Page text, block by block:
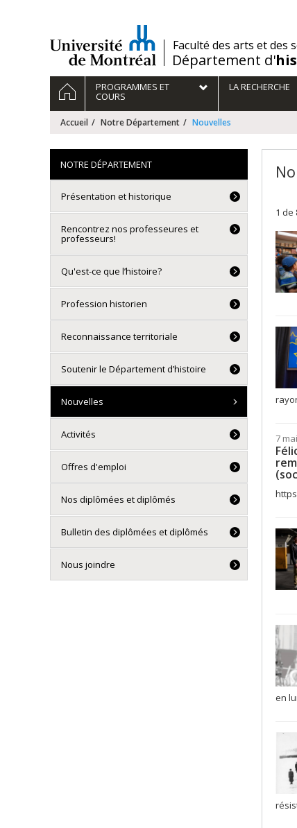
/Faculté des arts et des
Département d'
Navigation
principale
ACCUEILPROGRAMMES ET
COURS
LA RECHERCHE
Accueil Notre Département Nouvelles
1 de
7
en
NOTRE DÉPARTEMENT
Présentation et historique
Rencontrez nos professeures et
professeurs!
Qu'est-ce que l’histoire?
Profession historien
Reconnaissance territoriale
Soutenir le Département d’histoire
Nouvelles
Activités
Offres d'emploi
Nos diplômées et diplômés
Bulletin des diplômées et diplômés
Nous joindre